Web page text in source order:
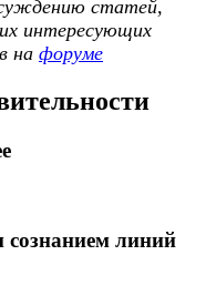
статей,
интересующих
на форуме
сознанием линий